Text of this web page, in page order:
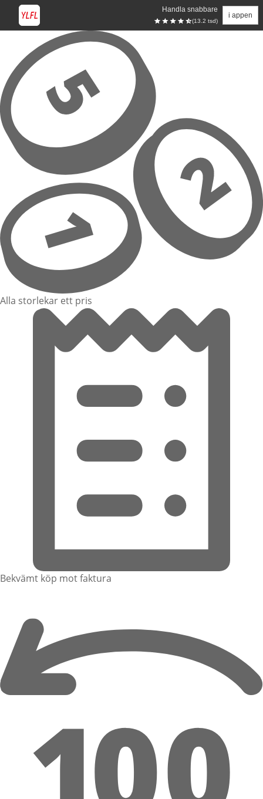
Handla snabbare
(13.2 tsd)
i appen
Hoppa till huvudinnehåll
Alla storlekar ett pris
Bekvämt köp mot faktura